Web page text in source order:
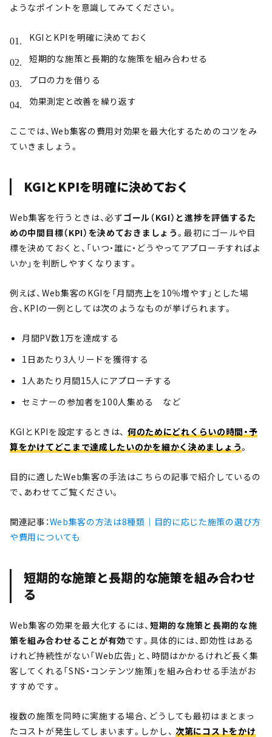
ようなポイントを意識してみてください。
KGIとKPIを明確に決めておく
短期的な施策と長期的な施策を組み合わせる
プロの力を借りる
効果測定と改善を繰り返す
ここでは、Web集客の費用対効果を最大化するためのコツをみ
ていきましょう。
KGIとKPIを明確に決めておく
Web集客を行うときは、必ずゴール（KGI）と進捗を評価するた
めの中間目標（KPI）を決めておきましょう。最初にゴールや目
標を決めておくと、「いつ・誰に・どうやってアプローチすればよ
いか」を判断しやすくなります。
例えば、Web集客のKGIを「月間売上を10％増やす」とした場
合、KPIの一例としては次のようなものが挙げられます。
月間PV数1万を達成する
1日あたり3人リードを獲得する
1人あたり月間15人にアプローチする
セミナーの参加者を100人集める など
KGIとKPIを設定するときは、 何のためにどれくらいの時間・予
算をかけてどこまで達成したいのかを細かく決めましょう。
目的に適したWeb集客の手法はこちらの記事で紹介しているの
で、あわせてご覧ください。
関連記事：Web集客の方法は8種類｜目的に応じた施策の選び方
や費用についても
短期的な施策と長期的な施策を組み合わせ
る
Web集客の効果を最大化するには、 短期的な施策と長期的な施
策を組み合わせることが有効です。具体的には、即効性はある
けれど持続性がない「Web広告」と、時間はかかるけれど長く集
客してくれる「SNS・コンテンツ施策」を組み合わせる手法がお
すすめです。
複数の施策を同時に実施する場合、どうしても最初はまとまっ
たコストが発生してしまいます。しかし、 次第にコストをかけ